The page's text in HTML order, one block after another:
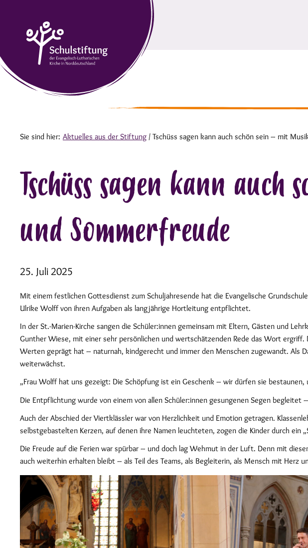
Sie sind hier: Aktuelles aus der Stiftung / Tschüss sagen kann auch schön sein – mit
Tschüss sagen kann
und Sommerfreude
25. Juli 2025
Mit einem festlichen Gottesdienst zum Schuljahresende hat die Evangelische
Ulrike Wolff von ihren Aufgaben als langjährige Hortleitung entpflichtet.
In der St.-Marien-Kirche sangen die Schüler:innen gemeinsam mit Eltern, Gästen und
Gunther Wiese, mit einer sehr persönlichen und wertschätzenden Rede das Wort
Werten geprägt hat – naturnah, kindgerecht und immer den Menschen zugewandt. Als
weiterwächst.
„Frau Wolff hat uns gezeigt: Die Schöpfung ist ein Geschenk – wir dürfen sie
Die Entpflichtung wurde von einem von allen Schüler:innen gesungenen Segen
Auch der Abschied der Viertklässler war von Herzlichkeit und Emotion getragen.
selbstgebastelten Kerzen, auf denen ihre Namen leuchteten, zogen die Kinder durch
Die Freude auf die Ferien war spürbar – und doch lag Wehmut in der Luft. Denn mit
auch weiterhin erhalten bleibt – als Teil des Teams, als Begleiterin, als Mensch mit Herz